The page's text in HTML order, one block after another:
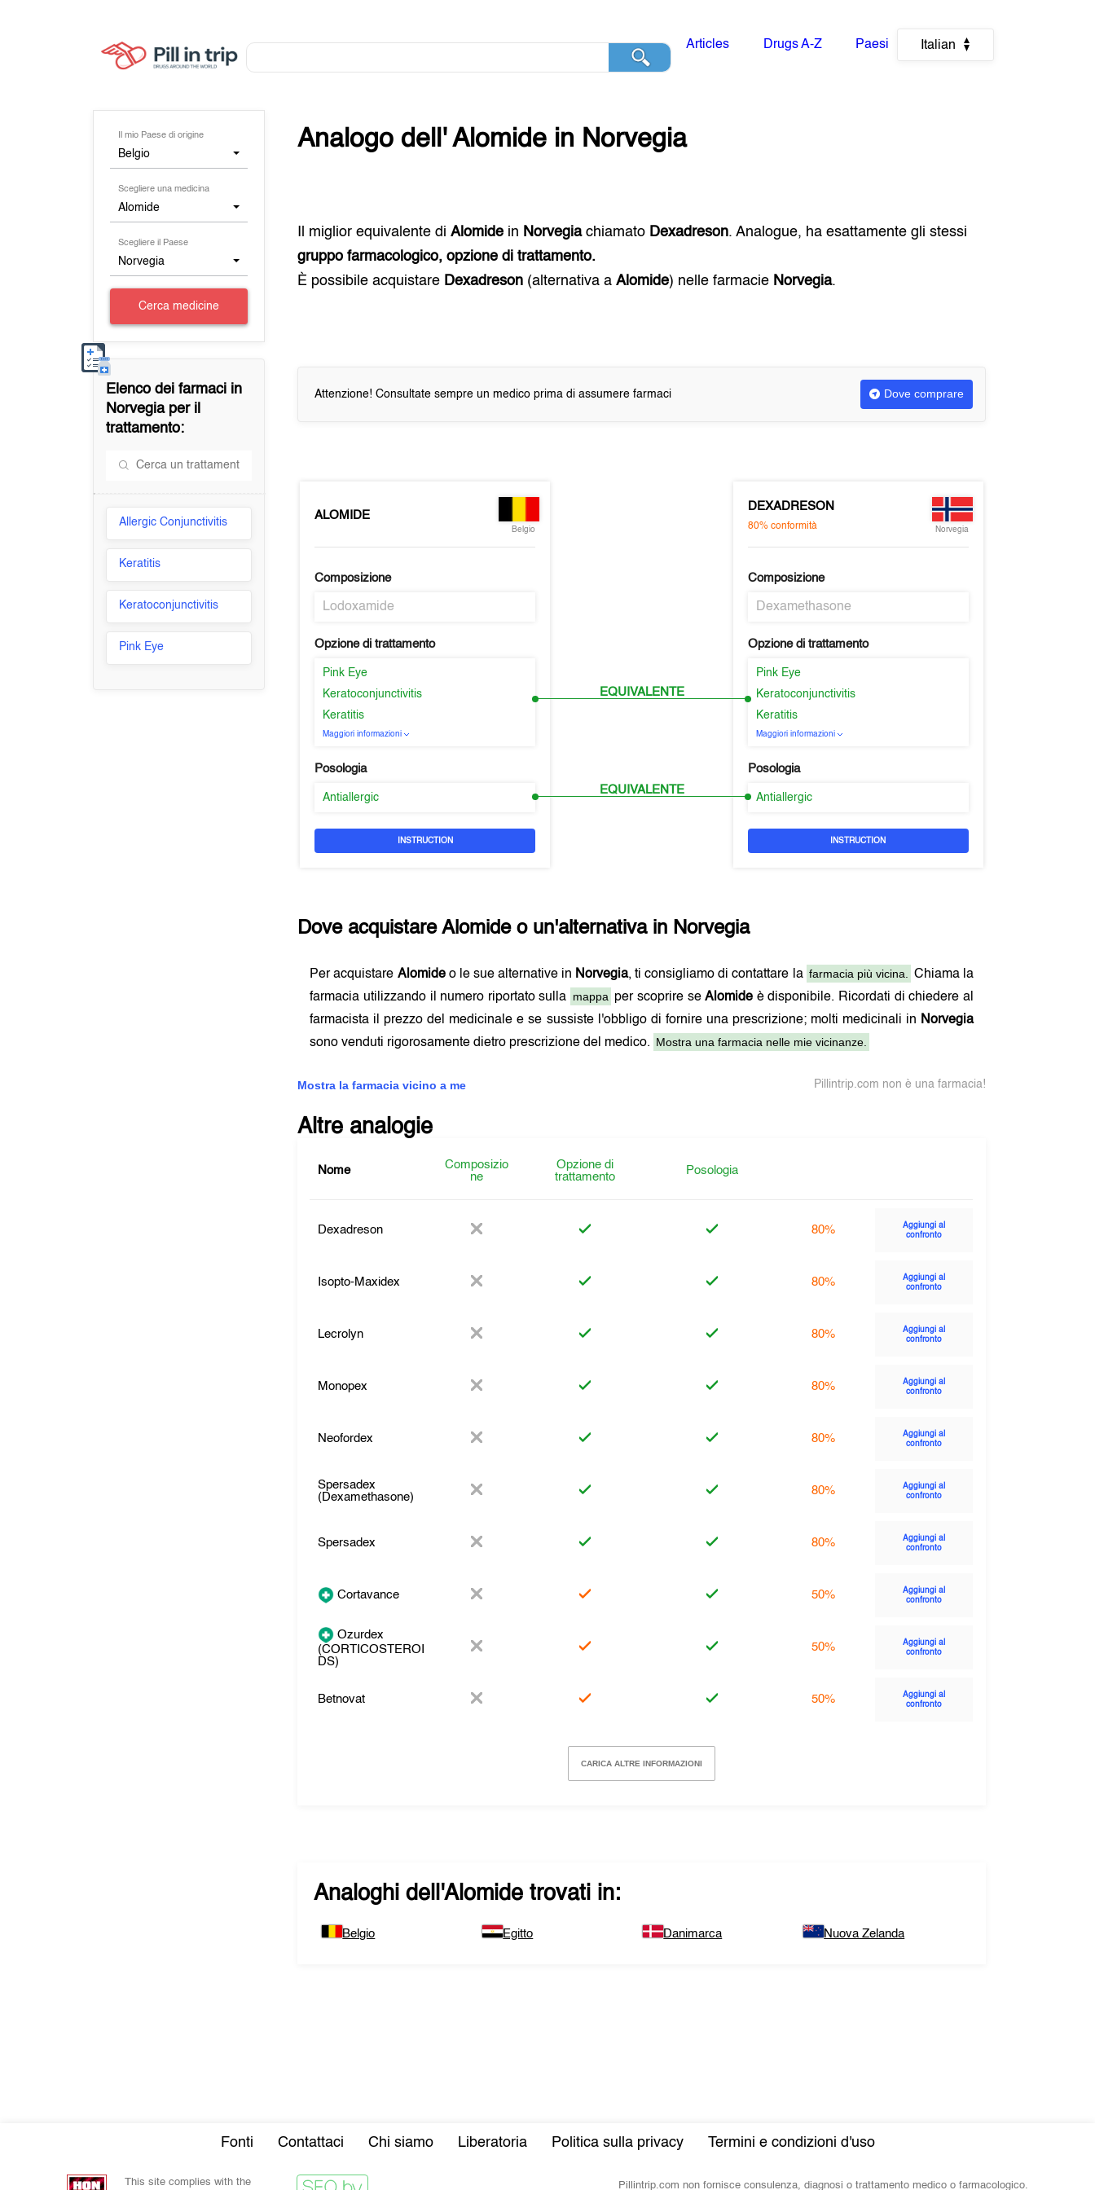
Articles Drugs A-Z Paesi Italian
Il mio Paese di origine
Belgio
Scegliere una medicina
Alomide
Scegliere il Paese
Norvegia
Cerca medicine
Elenco dei farmaci in
Norvegiaper il
trattamento:
Allergic Conjunctivitis
Keratitis
Keratoconjunctivitis
Pink Eye
Analogo dell'Alomide in Norvegia
Il miglior equivalente diAlomide in Norvegiachiamato Dexadreson. Analogue, ha esattamente gli stessi
gruppo farmacologico, opzione di trattamento.
È possibile acquistare Dexadreson (alternativa aAlomide) nelle farmacie Norvegia.
Attenzione! Consultate sempre un medico prima di assumere farmaci Dove comprare
ALOMIDE
Belgio
Composizione
Lodoxamide
Opzione di trattamento
Pink Eye
Keratoconjunctivitis
Keratitis
Maggiori informazioni
Posologia
Antiallergic
INSTRUCTION
EQUIVALENTE
EQUIVALENTE
DEXADRESON
80% conformità Norvegia
Composizione
Dexamethasone
Opzione di trattamento
Pink Eye
Keratoconjunctivitis
Keratitis
Maggiori informazioni
Posologia
Antiallergic
INSTRUCTION
Dove acquistareAlomideo un'alternativa in Norvegia
Per acquistare Alomideo le sue alternative in Norvegia, ti consigliamo di contattare la farmacia più vicina.
Chiama la
farmacia utilizzando il numero riportato sulla mappa per scoprire seAlomide è disponibile. Ricordati di chiedere al
farmacista il prezzo del medicinale e se sussiste l'obbligo di fornire una prescrizione; molti medicinali in Norvegia
sono venduti rigorosamente dietro prescrizione del medico. Mostra una farmacia nelle mie vicinanze.
Mostra la farmacia vicino a me Pillintrip.com non è una farmacia!
Altre analogie
Nome
Composizio
ne
Opzione di
trattamento
Posologia
Dexadreson 80%
Aggiungi al
confronto
Isopto-Maxidex 80%
Aggiungi al
confronto
Lecrolyn 80%
Aggiungi al
confronto
Monopex 80%
Aggiungi al
confronto
Neofordex 80%
Aggiungi al
confronto
Spersadex
(Dexamethasone)
80%
Aggiungi al
confronto
Spersadex 80%
Aggiungi al
confronto
Cortavance 50%
Aggiungi al
confronto
Ozurdex
(CORTICOSTEROI
DS)
50%
Aggiungi al
confronto
Betnovat 50%
Aggiungi al
confronto
CARICA ALTRE INFORMAZIONI
Analoghi dell'Alomide trovati in:
Belgio Egitto Danimarca Nuova Zelanda
Fonti Contattaci Chi siamo Liberatoria Politica sulla privacy Termini e condizioni d'uso
This site complies with the Pillintrip.com non fornisce consulenza, diagnosi o trattamento medico o farmacologico.